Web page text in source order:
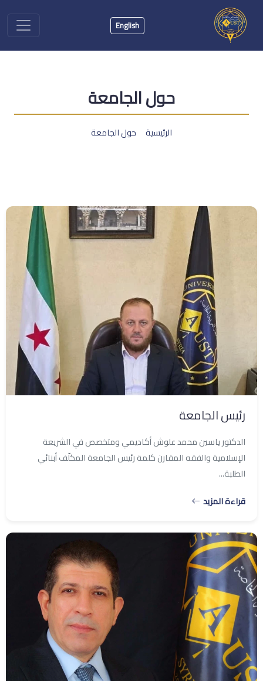
English
حول الجامعة
الرئيسية حول الجامعة
رئيس الجامعة
الدكتور ياسين محمد علوش أكاديمي ومتخصص في الشريعة
الإسلامية والفقه المقارن كلمة رئيس الجامعة المكلّف أبنائي
الطلبة...
قراءة المزيد